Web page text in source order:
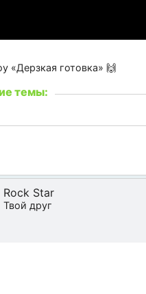
«Дерзкая готовка» 🙌
темы:
Rock Star
Твой друг